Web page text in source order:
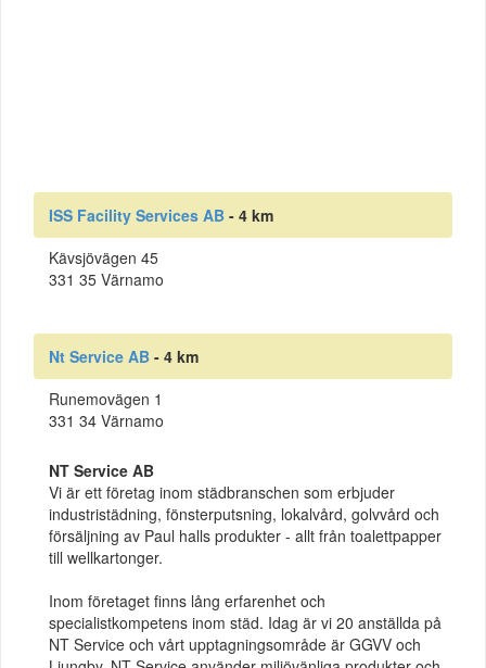
ISS Facility Services AB - 4 km
Kävsjövägen 45
331 35 Värnamo
Nt Service AB - 4 km
Runemovägen 1
331 34 Värnamo
NT Service AB
Vi är ett företag inom städbranschen som erbjuder
industristädning, fönsterputsning, lokalvård, golvvård och
försäljning av Paul halls produkter - allt från toalettpapper
till wellkartonger.
Inom företaget finns lång erfarenhet och
specialistkompetens inom städ. Idag är vi 20 anställda på
NT Service och vårt upptagningsområde är GGVV och